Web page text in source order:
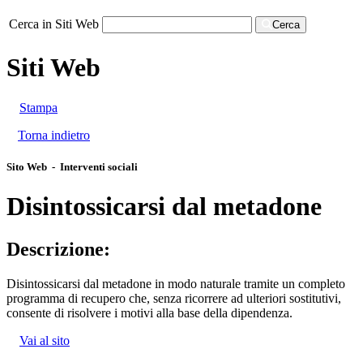
Cerca in Siti Web Cerca
Siti Web
Stampa
Torna indietro
Sito Web - Interventi sociali
Disintossicarsi dal metadone
Descrizione:
Disintossicarsi dal metadone in modo naturale tramite un completo
programma di recupero che, senza ricorrere ad ulteriori sostitutivi,
consente di risolvere i motivi alla base della dipendenza.
Vai al sito